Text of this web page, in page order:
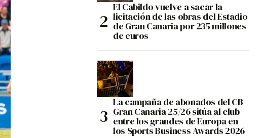
El Cabildo vuelve a sacar la
licitación de las obras del Estadio
de Gran Canaria por 235 millones
de euros
La campaña de abonados del CB
Gran Canaria 25/26 sitúa al club
entre los grandes de Europa en
los Sports Business Awards 2026